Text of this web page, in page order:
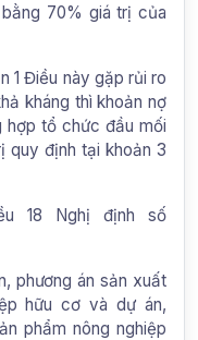
70% giá trị của
1 Điều này gặp rủi ro
kháng thì khoản nợ
tổ chức đầu mối
quy định tại khoản 3
18 Nghị định số
phương án sản xuất
hữu cơ và dự án,
phẩm nông nghiệp